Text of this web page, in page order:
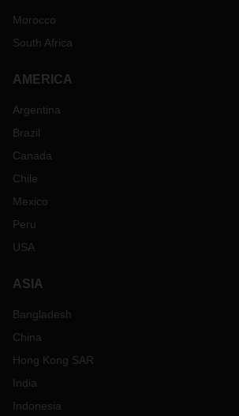
Morocco
South Africa
AMERICA
Argentina
Brazil
Canada
Chile
Mexico
Peru
USA
ASIA
Bangladesh
China
Hong Kong SAR
India
Indonesia